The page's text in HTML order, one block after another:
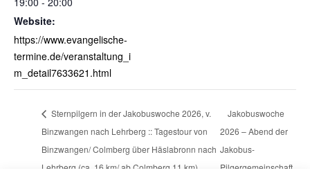
Website:
https://www.evangelische-
termine.de/veranstaltung_i
m_detail7633621.html
Sternpilgern in der Jakobuswoche 2026, v.
Binzwangen nach Lehrberg :: Tagestour von
Binzwangen/ Colmberg über Häslabronn nach
Lehrberg (ca. 16 km/ ab Colmberg 11 km)
Jakobuswoche
2026 – Abend der
Jakobus-
Pilgergemeinschaft